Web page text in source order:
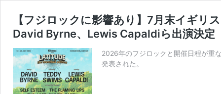
【フジロックに影響あり】7月末イギ
David Byrne、Lewis Capaldiら出演決定
2026年のフジロックと開催日程が重
発表された。